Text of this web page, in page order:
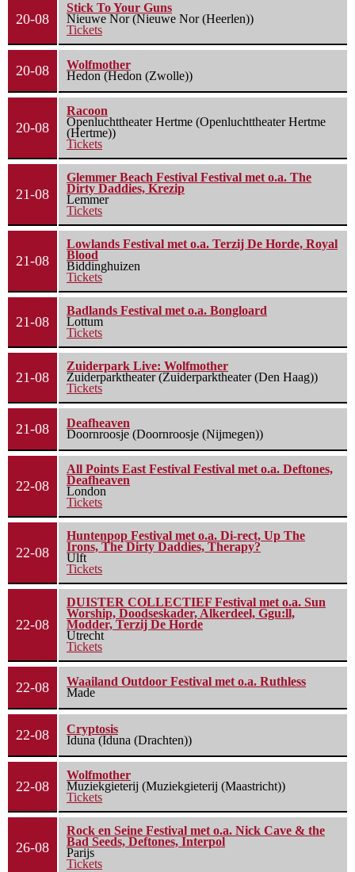
20-08
Stick To Your Guns
Nieuwe Nor (Nieuwe Nor (Heerlen))
Tickets
20-08
Wolfmother
Hedon (Hedon (Zwolle))
20-08
Racoon
Openluchttheater Hertme (Openluchttheater Hertme
(Hertme))
Tickets
21-08
Glemmer Beach Festival Festival met o.a. The
Dirty Daddies, Krezip
Lemmer
Tickets
21-08
Lowlands Festival met o.a. Terzij De Horde, Royal
Blood
Biddinghuizen
Tickets
21-08
Badlands Festival met o.a. Bongloard
Lottum
Tickets
21-08
Zuiderpark Live: Wolfmother
Zuiderparktheater (Zuiderparktheater (Den Haag))
Tickets
21-08
Deafheaven
Doornroosje (Doornroosje (Nijmegen))
22-08
All Points East Festival Festival met o.a. Deftones,
Deafheaven
London
Tickets
22-08
Huntenpop Festival met o.a. Di-rect, Up The
Irons, The Dirty Daddies, Therapy?
Ulft
Tickets
22-08
DUISTER COLLECTIEF Festival met o.a. Sun
Worship, Doodseskader, Alkerdeel, Ggu:ll,
Modder, Terzij De Horde
Utrecht
Tickets
22-08
Waailand Outdoor Festival met o.a. Ruthless
Made
22-08
Cryptosis
Iduna (Iduna (Drachten))
22-08
Wolfmother
Muziekgieterij (Muziekgieterij (Maastricht))
Tickets
26-08
Rock en Seine Festival met o.a. Nick Cave & the
Bad Seeds, Deftones, Interpol
Parijs
Tickets